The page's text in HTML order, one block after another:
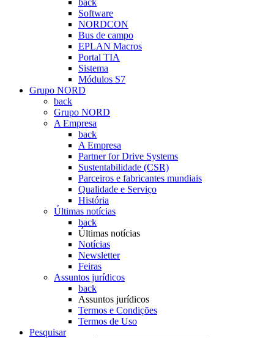
back
Software
NORDCON
Bus de campo
EPLAN Macros
Portal TIA
Sistema
Módulos S7
Grupo NORD
back
Grupo NORD
A Empresa
back
A Empresa
Partner for Drive Systems
Sustentabilidade (CSR)
Parceiros e fabricantes mundiais
Qualidade e Serviço
História
Últimas notícias
back
Últimas notícias
Notícias
Newsletter
Feiras
Assuntos jurídicos
back
Assuntos jurídicos
Termos e Condições
Termos de Uso
Pesquisar